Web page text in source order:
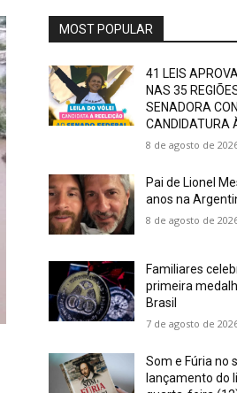
MOST POPULAR
41 LEIS
NAS 35
SENADORA
CANDIDATURA
8 de agosto de
Pai de Lionel
anos na
8 de agosto de
Familiares
primeira
Brasil
7 de agosto de
Som e Fúria no
lançamento do